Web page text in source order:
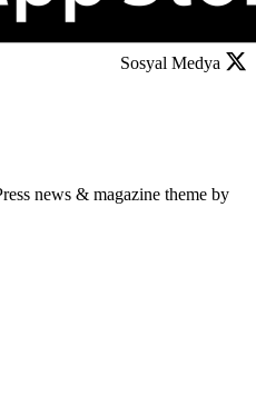
Sosyal Medya
news & magazine theme by